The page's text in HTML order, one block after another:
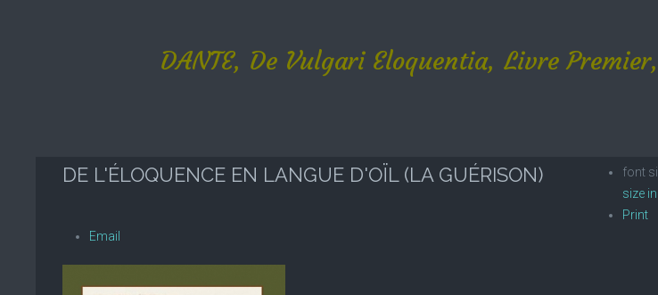
DANTE, De Vulgari Eloquentia, Livre
DE L'ÉLOQUENCE EN LANGUE D'OÏL (LA GUÉRISON) font
size
Print
Email